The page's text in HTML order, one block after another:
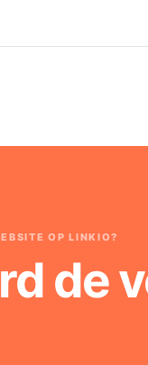
OP LINKIO?
de